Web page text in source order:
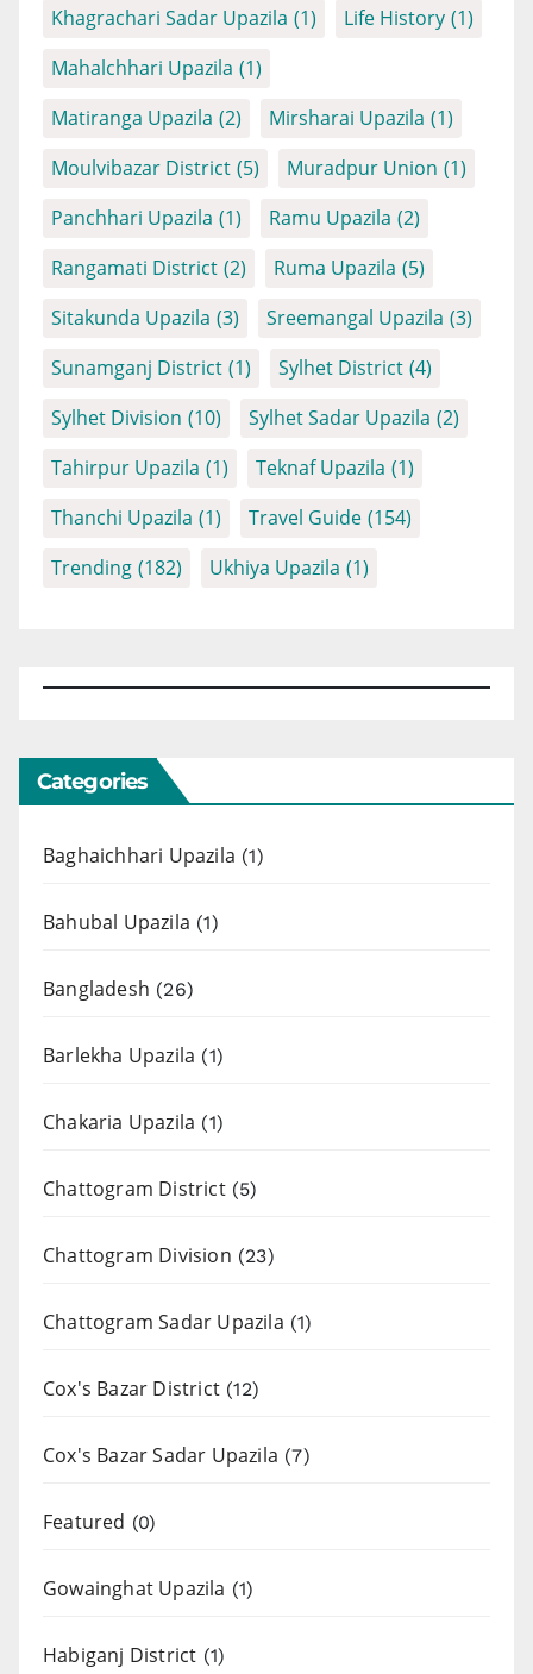
Khagrachari Sadar Upazila (1) Life History (1)
Mahalchhari Upazila (1)
Matiranga Upazila (2) Mirsharai Upazila (1)
Moulvibazar District (5) Muradpur Union (1)
Panchhari Upazila (1) Ramu Upazila (2)
Rangamati District (2) Ruma Upazila (5)
Sitakunda Upazila (3) Sreemangal Upazila (3)
Sunamganj District (1) Sylhet District (4)
Sylhet Division (10) Sylhet Sadar Upazila (2)
Tahirpur Upazila (1) Teknaf Upazila (1)
Thanchi Upazila (1) Travel Guide (154)
Trending (182) Ukhiya Upazila (1)
Categories
Baghaichhari Upazila (1)
Bahubal Upazila (1)
Bangladesh (26)
Barlekha Upazila (1)
Chakaria Upazila (1)
Chattogram District(5)
Chattogram Division (23)
Chattogram Sadar Upazila (1)
Cox's Bazar District (12)
Cox's Bazar Sadar Upazila (7)
Featured (0)
Gowainghat Upazila (1)
Habiganj District (1)